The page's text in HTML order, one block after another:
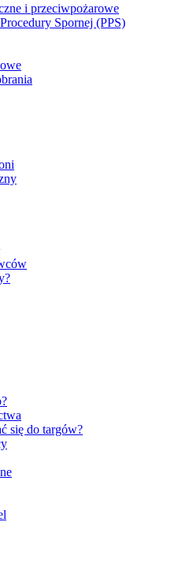
i przeciwpożarowe
Spornej (PPS)
się do targów?